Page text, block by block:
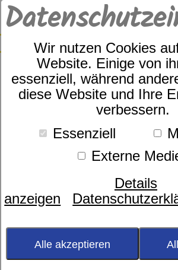
Wir nutzen Cookies
Website. Einige von
essenziell, während
diese Website und Ihre
verbessern.
Essenziell
Externe
Details
anzeigen
Alle akzeptieren
Estella Art.Nr. 6873/